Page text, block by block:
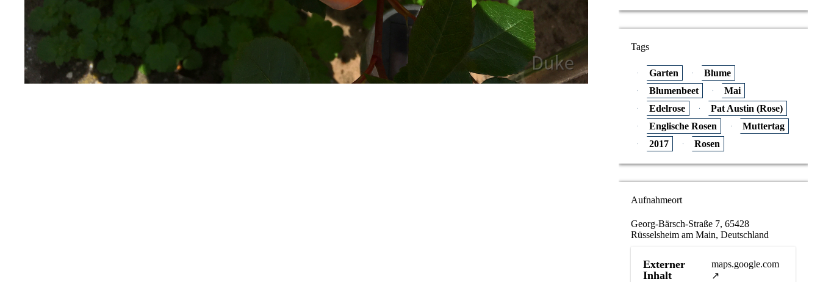
Tags
Garten
Blume
Blumenbeet
Mai
Edelrose
Pat Austin (Rose)
Englische Rosen
Muttertag
2017
Rosen
Aufnahmeort
Georg-Bärsch-Straße 7, 65428
Rüsselsheim am Main, Deutschland
Externer
Inhalt
maps.google.com